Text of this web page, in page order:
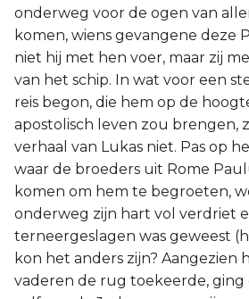
onderweg voor de ogen van
komen, wiens gevangene deze
niet hij met hen voer, maar zij
van het schip. In wat voor een
reis begon, die hem op de
apostolisch leven zou brengen,
verhaal van Lukas niet. Pas op
waar de broeders uit Rome
komen om hem te begroeten,
onderweg zijn hart vol verdriet
terneergeslagen was geweest
kon het anders zijn? Aangezien
vaderen de rug toekeerde, ging